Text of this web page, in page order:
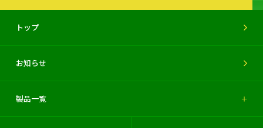
トップ
お知らせ
製品一覧